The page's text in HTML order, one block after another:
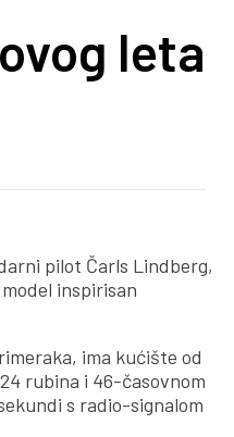
leta
pilot Čarls Lindberg,
inspirisan
ima kućište od
rubina i 46-časovnom
s radio-signalom